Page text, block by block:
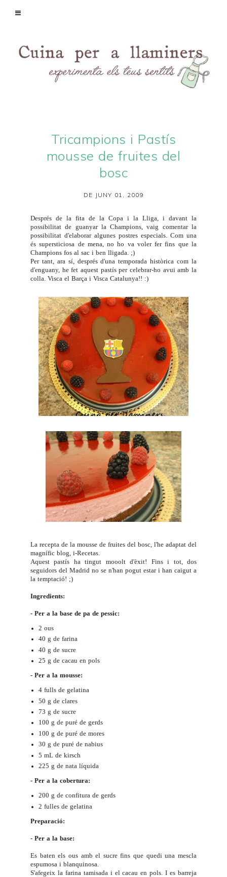
Tricampions i Pastís
mousse de fruites del
bosc
DE JUNY 01, 2009
Després de la fita de la Copa i la Lliga , i davant la
possibilitat de guanyar la Champions, vaig comentar la
possibilitat d'elaborar algunes postres especials. Com una
és supersticiosa de mena, no ho va voler fer fins que la
Champions fos al sac i ben lligada. ;)
Per tant, ara sí, després d'una temporada històrica com la
d'enguany, he fet aquest pastís per celebrar-ho avui amb la
colla. Visca el Barça i Visca Catalunya!! :)
La recepta de la mousse de fruites del bosc, l'he adaptat del
magnífic blog, i-Recetas
Aquest pastís ha tingut mooolt d'èxit! Fins i tot, dos
seguidors del Madrid no se n'han pogut estar i han caigut a
la temptació! ;)
Ingredients:
- Per a la base de pa de pessic:
2 ous
40 g de farina
40 g de sucre
25 g de cacau en pols
- Per a la mousse:
4 fulls de gelatina
50 g de clares
73 g de sucre
100 g de puré de gerds
100 g de puré de mores
30 g de puré de nabius
5 mL de kirsch
225 g de nata líquida
- Per a la cobertura:
200 g de confitura de gerds
2 fulles de gelatina
Preparació:
- Per a la base:
Es baten els ous amb el sucre fins que quedi una mescla
espumosa i blanquinosa.
S'afegeix la farina tamisada i el cacau en pols. I es barreja